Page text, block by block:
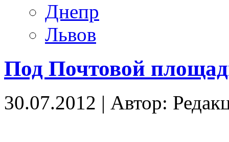
Днепр
Львов
Под Почтовой
30.07.2012 | Автор: